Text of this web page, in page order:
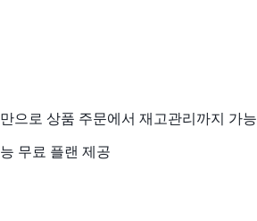
으로 상품 주문에서 재고관리까지 가능
무료 플랜 제공